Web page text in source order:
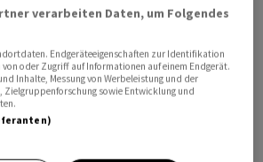
Haus einziehen und bezeichnet die
ihn regelmässig als «politische
verarbeiten Daten, um Folgendes
Endgeräteeigenschaften zur Identifikation
oder Zugriff auf Informationen auf einem Endgerät.
Inhalte, Messung von Werbeleistung und der
Zielgruppenforschung sowie Entwicklung und